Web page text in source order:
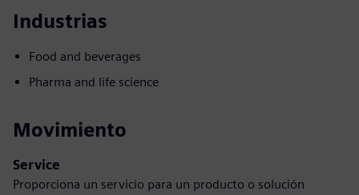
Industrias
Food and beverages
Pharma and life science
Movimiento
Service
Proporciona un servicio para un producto o solución